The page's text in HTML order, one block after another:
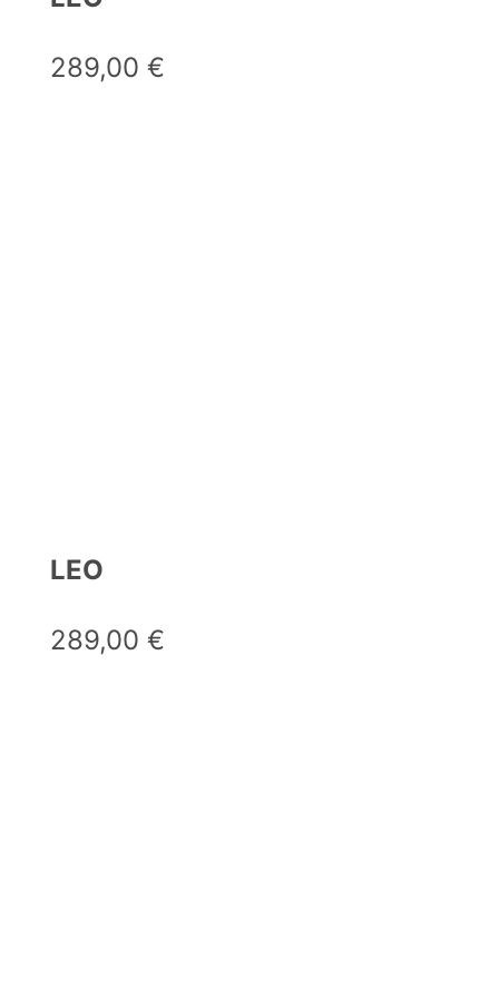
289,00 €
LEO
289,00 €